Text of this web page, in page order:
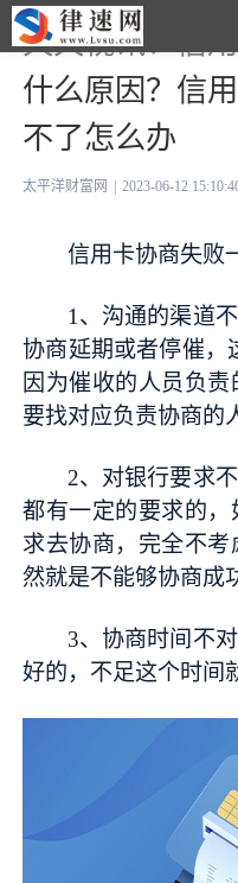
天天视讯！信
什么原因？信
不了怎么办
太平洋财富网 2023-06-12
信用卡协商失败
1、沟通的渠道
协商延期或者停催，
因为催收的人员负
要找对应负责协商的
2、对银行要求
都有一定的要求的
求去协商，完全不
然就是不能够协商成
3、协商时间不
好的，不足这个时间